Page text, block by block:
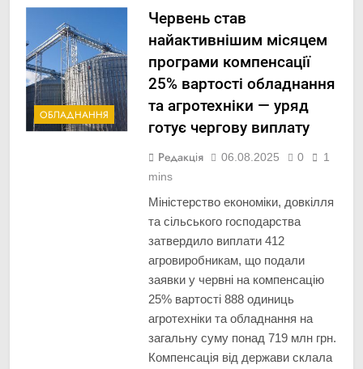
ОБЛАДНАННЯ
Червень став
найактивнішим місяцем
програми компенсації
25% вартості обладнання
та агротехніки — уряд
готує чергову виплату
Редакція 06.08.2025 0
1
mins
Міністерство економіки, довкілля
та сільського господарства
затвердило виплати 412
агровиробникам, що подали
заявки у червні на компенсацію
25% вартості 888 одиниць
агротехніки та обладнання на
загальну суму понад 719 млн грн.
Компенсація від держави склала